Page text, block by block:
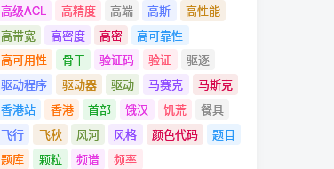
高级ACL
高精度 高端 高斯
高性能
高带宽
高密度 高密
高可靠性
高可用性
骨干 验证码 验证
驱逐
驱动程序
驱动器 驱动 马赛克
马斯克
香港站
香港 首部 饿汉 饥荒
餐具
飞行
飞秋 风河 风格 颜色代码
题目
题库
颗粒 频谱 频率